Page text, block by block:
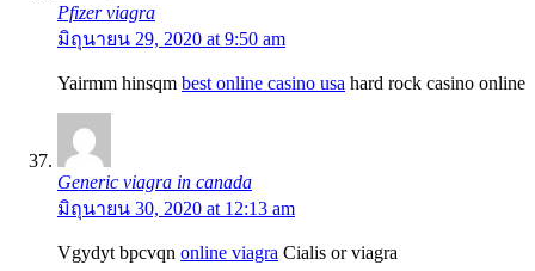
Pfizer viagra
มิถุนายน 29, 2020 at 9:50 am
Yairmm hinsqm best online casino usa hard rock casino online
Generic viagra in canada
มิถุนายน 30, 2020 at 12:13 am
Vgydyt bpcvqn online viagra Cialis or viagra